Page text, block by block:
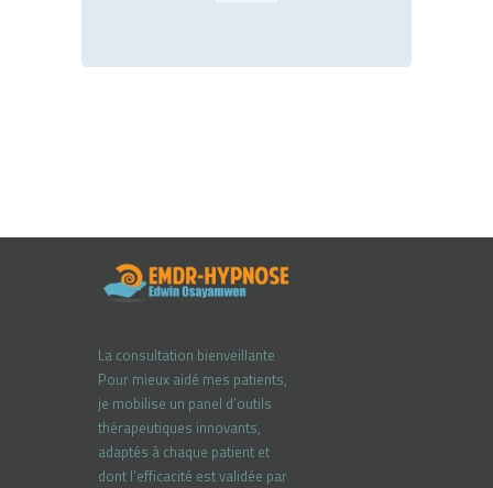
La consultation bienveillante
Pour mieux aidé mes patients,
je mobilise un panel d’outils
thérapeutiques innovants,
adaptés à chaque patient et
dont l’efficacité est validée par